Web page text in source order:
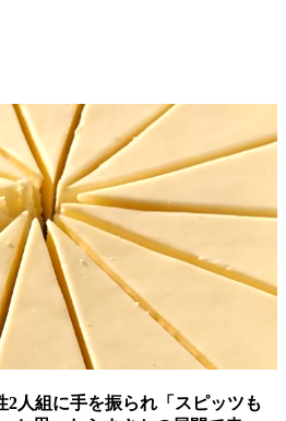
人組に手を振られ「スピッツも